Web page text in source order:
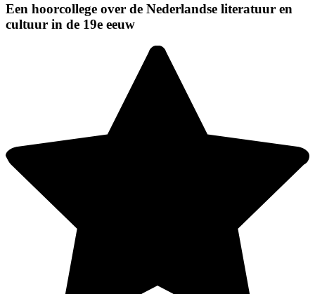
Een hoorcollege over de Nederlandse literatuur en
cultuur in de 19e eeuw